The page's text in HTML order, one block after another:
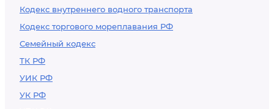
Кодекс внутреннего водного транспорта
Кодекс торгового мореплавания РФ
Семейный кодекс
ТК РФ
УИК РФ
УК РФ